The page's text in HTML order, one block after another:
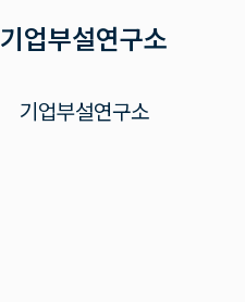
기업부설연구소
기업부설연구소